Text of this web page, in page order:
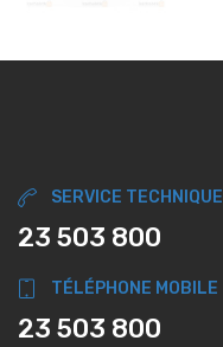
SERVICE TECHNIQUE
23 503 800
TÉLÉPHONE MOBILE
23 503 800